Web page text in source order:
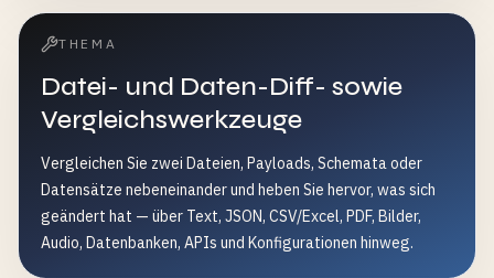
THEMA
Datei- und Daten-Diff- sowie
Vergleichswerkzeuge
Vergleichen Sie zwei Dateien, Payloads, Schemata oder
Datensätze nebeneinander und heben Sie hervor, was sich
geändert hat — über Text, JSON, CSV/Excel, PDF, Bilder,
Audio, Datenbanken, APIs und Konfigurationen hinweg.